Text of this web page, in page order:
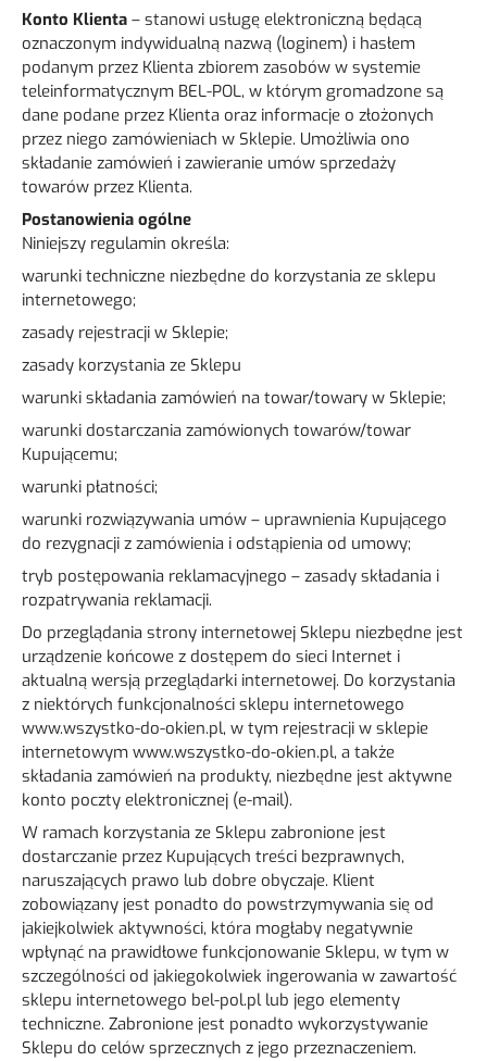
Konto Klienta – stanowi usługę elektroniczną będącą
oznaczonym indywidualną nazwą (loginem) i hasłem
podanym przez Klienta zbiorem zasobów w systemie
teleinformatycznym BEL-POL, w którym gromadzone są
dane podane przez Klienta oraz informacje o złożonych
przez niego zamówieniach w Sklepie. Umożliwia ono
składanie zamówień i zawieranie umów sprzedaży
towarów przez Klienta.
Postanowienia ogólne
Niniejszy regulamin określa:
warunki techniczne niezbędne do korzystania ze sklepu
internetowego;
zasady rejestracji w Sklepie;
zasady korzystania ze Sklepu
warunki składania zamówień na towar/towary w Sklepie;
warunki dostarczania zamówionych towarów/towar
Kupującemu;
warunki płatności;
warunki rozwiązywania umów – uprawnienia Kupującego
do rezygnacji z zamówienia i odstąpienia od umowy;
tryb postępowania reklamacyjnego – zasady składania i
rozpatrywania reklamacji.
Do przeglądania strony internetowej Sklepu niezbędne jest
urządzenie końcowe z dostępem do sieci Internet i
aktualną wersją przeglądarki internetowej. Do korzystania
z niektórych funkcjonalności sklepu internetowego
www.wszystko-do-okien.pl, w tym rejestracji w sklepie
internetowym www.wszystko-do-okien.pl, a także
składania zamówień na produkty, niezbędne jest aktywne
konto poczty elektronicznej (e-mail).
W ramach korzystania ze Sklepu zabronione jest
dostarczanie przez Kupujących treści bezprawnych,
naruszających prawo lub dobre obyczaje. Klient
zobowiązany jest ponadto do powstrzymywania się od
jakiejkolwiek aktywności, która mogłaby negatywnie
wpłynąć na prawidłowe funkcjonowanie Sklepu, w tym w
szczególności od jakiegokolwiek ingerowania w zawartość
sklepu internetowego bel-pol.pl lub jego elementy
techniczne. Zabronione jest ponadto wykorzystywanie
Sklepu do celów sprzecznych z jego przeznaczeniem.